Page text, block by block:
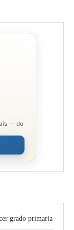
— do
grado primaria